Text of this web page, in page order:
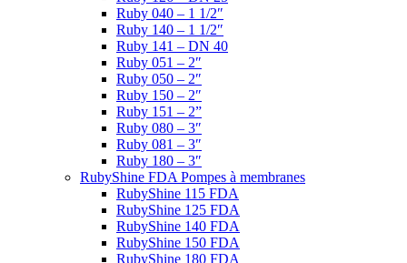
Ruby 040 – 1 1/2″
Ruby 140 – 1 1/2″
Ruby 141 – DN 40
Ruby 051 – 2″
Ruby 050 – 2″
Ruby 150 – 2″
Ruby 151 – 2”
Ruby 080 – 3″
Ruby 081 – 3″
Ruby 180 – 3″
RubyShine FDA Pompes à membranes
RubyShine 115 FDA
RubyShine 125 FDA
RubyShine 140 FDA
RubyShine 150 FDA
RubyShine 180 FDA